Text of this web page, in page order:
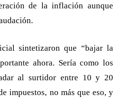
de la inflación aunque
sintetizaron que “bajar la
ahora. Sería como los
al surtidor entre 10 y 20
impuestos, no más que eso, y